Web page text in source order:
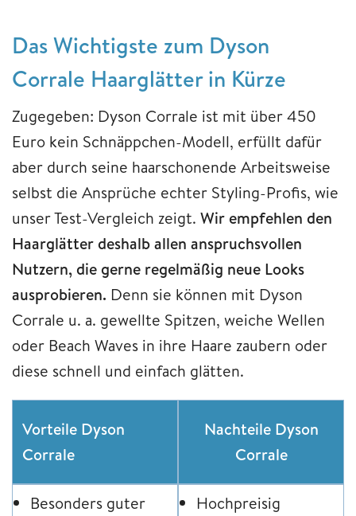
Das Wichtigste zum Dyson
Corrale Haarglätter in Kürze
Zugegeben: Dyson Corrale ist mit über 450
Euro kein Schnäppchen-Modell, erfüllt dafür
aber durch seine haarschonende Arbeitsweise
selbst die Ansprüche echter Styling-Profis, wie
unser Test-Vergleich zeigt. Wir empfehlen den
Haarglätter deshalb allen anspruchsvollen
Nutzern, die gerne regelmäßig neue Looks
ausprobieren. Denn sie können mit Dyson
Corrale u. a. gewellte Spitzen, weiche Wellen
oder Beach Waves in ihre Haare zaubern oder
diese schnell und einfach glätten.
Vorteile Dyson
Corrale
Nachteile Dyson
Corrale
Besonders guter
Hochpreisig